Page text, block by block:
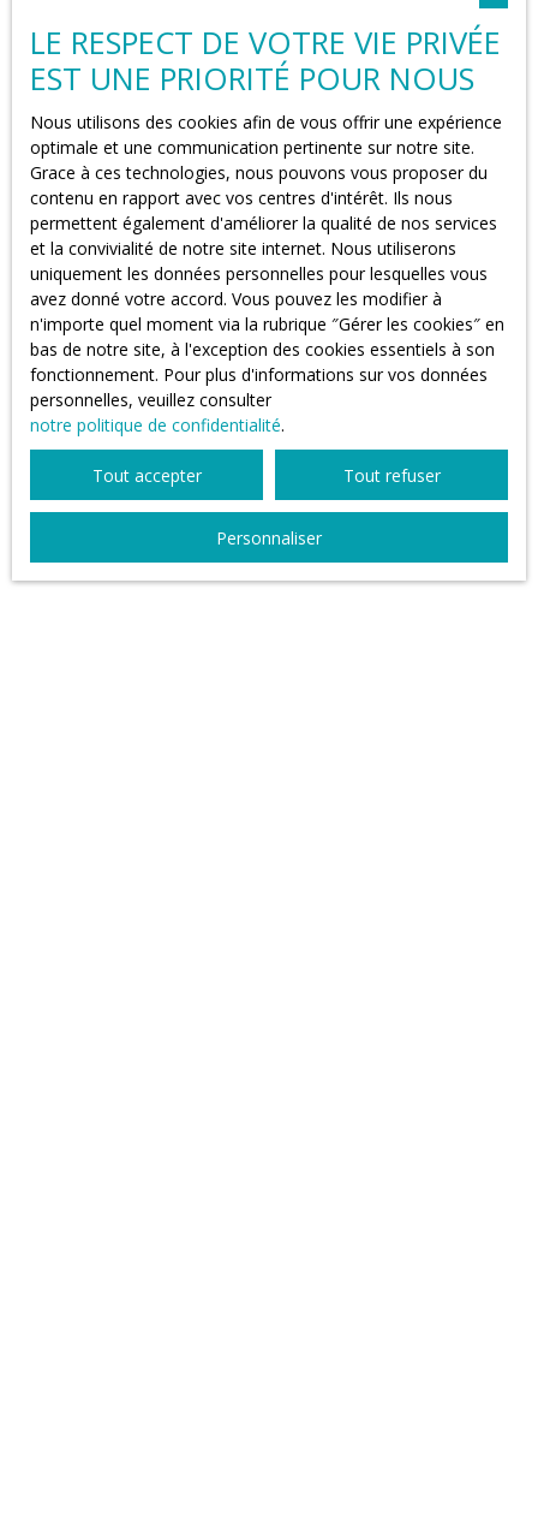
personnelles conformément au RGPD. Si vous ne
souhaitez pas faire l'objet de prospection
commerciale par voie téléphonique, vous pouvez
au démarchage téléphonique, prévu par l'article
L223-1 du code de la consommation, sur le site
Internet www.bloctel.gouv.fr ou par courrier
adressé à :
Société Worldline, Service Bloctel, CS 61311,
41013 BLOIS CEDEX.
Pour en savoir plus sur le traitement de vos
données personnelles, veuillez consulter notre
politique de confidentialité.
RECEVOIR DES ANNONCES
LE RESPECT DE VOTRE VIE PRIVÉE
EST UNE PRIORITÉ POUR NOUS
Nous utilisons des cookies afin de vous offrir une expérience
optimale et une communication pertinente sur notre site.
Grace à ces technologies, nous pouvons vous proposer du
contenu en rapport avec vos centres d'intérêt. Ils nous
permettent également d'améliorer la qualité de nos services
et la convivialité de notre site internet. Nous utiliserons
uniquement les données personnelles pour lesquelles vous
avez donné votre accord. Vous pouvez les modifier à
n'importe quel moment via la rubrique ″Gérer les cookies″ en
bas de notre site, à l'exception des cookies essentiels à son
fonctionnement. Pour plus d'informations sur vos données
personnelles, veuillez consulter
notre politique de confidentialité.
Tout accepter Tout refuser
Personnaliser